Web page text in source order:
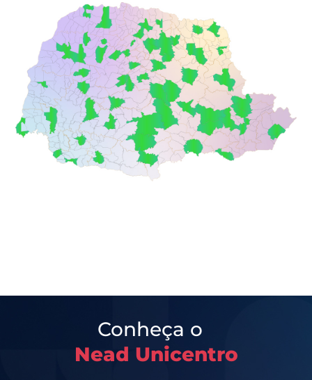
Conheça o
Nead Unicentro